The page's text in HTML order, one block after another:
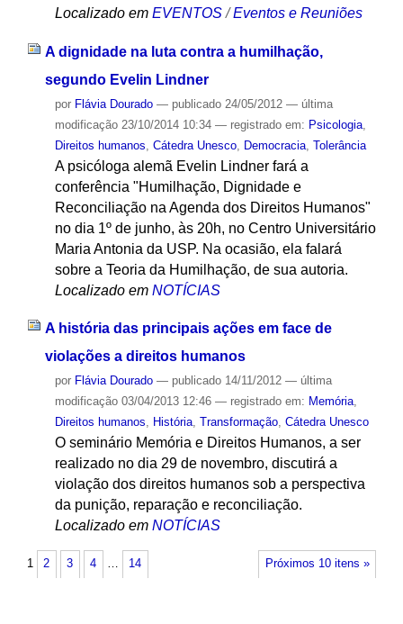
Localizado em EVENTOS /Eventos e Reuniões
A dignidade na luta contra a humilhação,
segundo Evelin Lindner
por Flávia Dourado — publicado24/05/2012 — última
modificação23/10/2014 10:34 — registrado em: Psicologia,
Direitos humanos Cátedra Unesco, Democracia, Tolerância
A psicóloga alemã Evelin Lindner fará a
conferência "Humilhação, Dignidade e
Reconciliação na Agenda dos Direitos Humanos"
no dia 1º de junho, às 20h, no Centro Universitário
Maria Antonia da USP. Na ocasião, ela falará
sobre a Teoria da Humilhação, de sua autoria.
Localizado em NOTÍCIAS
A história das principais ações em face de
violações a direitos humanos
por Flávia Dourado — publicado14/11/2012 — última
modificação03/04/2013 12:46 — registrado em: Memória,
Direitos humanos, História, Transformação, Cátedra Unesco
O seminário Memória e Direitos Humanos, a ser
realizado no dia 29 de novembro, discutirá a
violação dos direitos humanos sob a perspectiva
da punição, reparação e reconciliação.
Localizado em NOTÍCIAS
Próximos 10 itens »
1 2 3 4 … 14